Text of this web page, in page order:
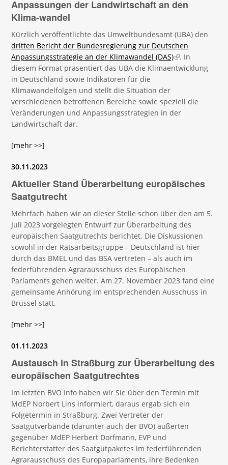
Anpassungen der Landwirtschaft an den
Klima-wandel
Kürzlich veröffentlichte das Umweltbundesamt (UBA) den
dritten Bericht der Bundesregierung zur Deutschen
Anpassungsstrategie an der Klimawandel (DAS)(link is external)
. In
diesem Format präsentiert das UBA die Klimaentwicklung
in Deutschland sowie Indikatoren für die
Klimawandelfolgen und stellt die Situation der
verschiedenen betroffenen Bereiche sowie speziell die
Veränderungen und Anpassungsstrategien in der
Landwirtschaft dar.
[mehr >>]
30.11.2023
Aktueller Stand Überarbeitung europäisches
Saatgutrecht
Mehrfach haben wir an dieser Stelle schon über den am 5.
Juli 2023 vorgelegten Entwurf zur Überarbeitung des
europäischen Saatgutrechts berichtet. Die Diskussionen
sowohl in der Ratsarbeitsgruppe – Deutschland ist hier
durch das BMEL und das BSA vertreten – als auch im
federführenden Agrarausschuss des Europäischen
Parlaments gehen weiter. Am 27. November 2023 fand eine
gemeinsame Anhörung im entsprechenden Ausschuss in
Brüssel statt.
[mehr >>]
01.11.2023
Austausch in Straßburg zur Überarbeitung des
europäischen Saatgutrechtes
Im letzten BVO Info haben wir Sie über den Termin mit
MdEP Norbert Lins informiert, daraus ergab sich ein
Folgetermin in Straßburg. Zwei Vertreter der
Saatgutverbände (darunter auch der BVO) äußerten
gegenüber MdEP Herbert Dorfmann, EVP und
Berichterstatter des Saatgutpaketes im federführenden
Agrarausschuss des Europaparlaments, ihre Bedenken